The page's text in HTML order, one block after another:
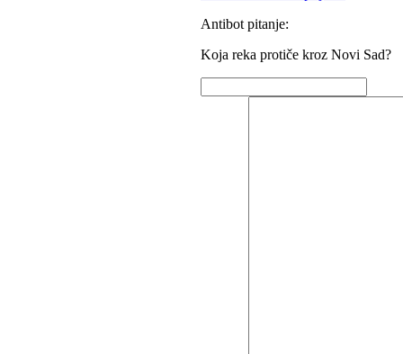
Antibot pitanje:
Koja reka protiče kroz Novi Sad?